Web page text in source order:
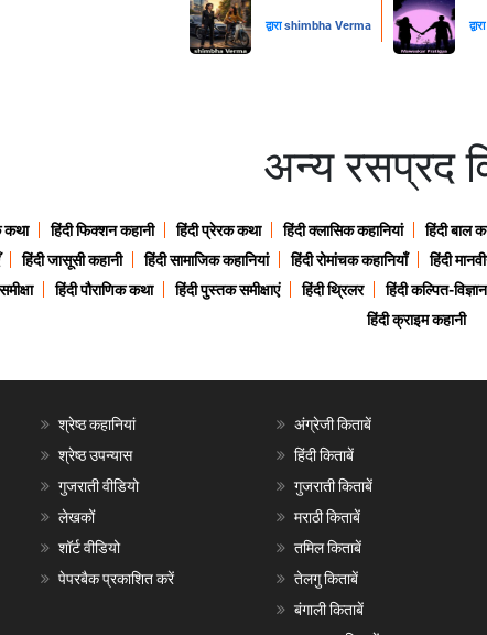
द्वाराshimbha Verma द्वारा
अन्य रसप्रद
कथा हिंदी फिक्शन कहानी हिंदी प्रेरक कथा हिंदी क्लासिक कहानियां हिंदी बाल
हिंदी जासूसी कहानी हिंदी सामाजिक कहानियां हिंदी रोमांचक कहानियाँ हिंदी
हिंदी पौराणिक कथा हिंदी पुस्तक समीक्षाएं हिंदी थ्रिलर हिंदी कल्पित-विज्ञान
हिंदी क्राइम कहानी
श्रेष्ठ कहानियां
श्रेष्ठ उपन्यास
गुजराती वीडियो
लेखकों
शॉर्ट वीडियो
पेपरबैक प्रकाशित करें
अंग्रेजी किताबें
हिंदी किताबें
गुजराती किताबें
मराठी किताबें
तमिल किताबें
तेलगु किताबें
बंगाली किताबें